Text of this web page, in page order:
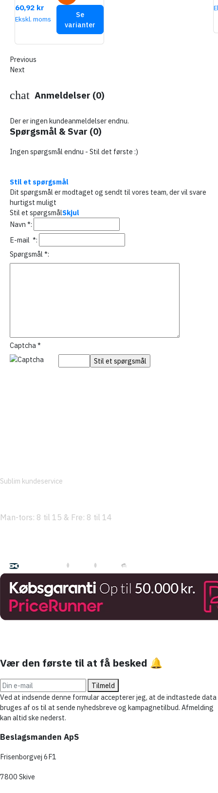
60,92 kr
Ekskl. moms
Se
varianter
Previous
Next
chat Anmeldelser (0)
Der er ingen kundeanmeldelser endnu.
Spørgsmål & Svar (0)
Ingen spørgsmål endnu - Stil det første :)
Stil et spørgsmål
Dit spørgsmål er modtaget og sendt til vores team, der vil svare
hurtigst muligt
Stil et spørgsmålSkjul
Navn *:
E-mail *:
Spørgsmål *:
Captcha *
Sublim kundeservice
Man-tors: 8 til 15 & Fre: 8 til 14
Vær den første til at få besked 🔔
Tilmeld
Ved at indsende denne formular accepterer jeg, at de indtastede data
bruges af os til at sende nyhedsbreve og kampagnetilbud. Afmelding
kan altid ske nederst.
Beslagsmanden ApS
Frisenborgvej 6F1
7800 Skive